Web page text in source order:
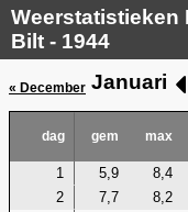
Weerstatistieken
Bilt - 1944
« December Januari
dag gem max
1 5,9 8,4
2
7,7 8,2